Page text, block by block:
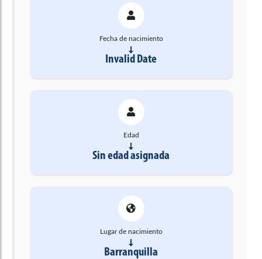
Fecha de nacimiento
Invalid Date
Edad
Sin edad asignada
Lugar de nacimiento
Barranquilla